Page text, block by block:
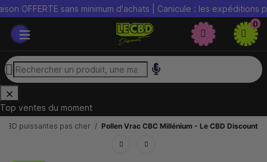
sans minimum d'achats | Canicule : les expéditions
0
Top ventes du moment
puissantes pas cher Pollen Vrac CBC Millénium - Le CBD Discount